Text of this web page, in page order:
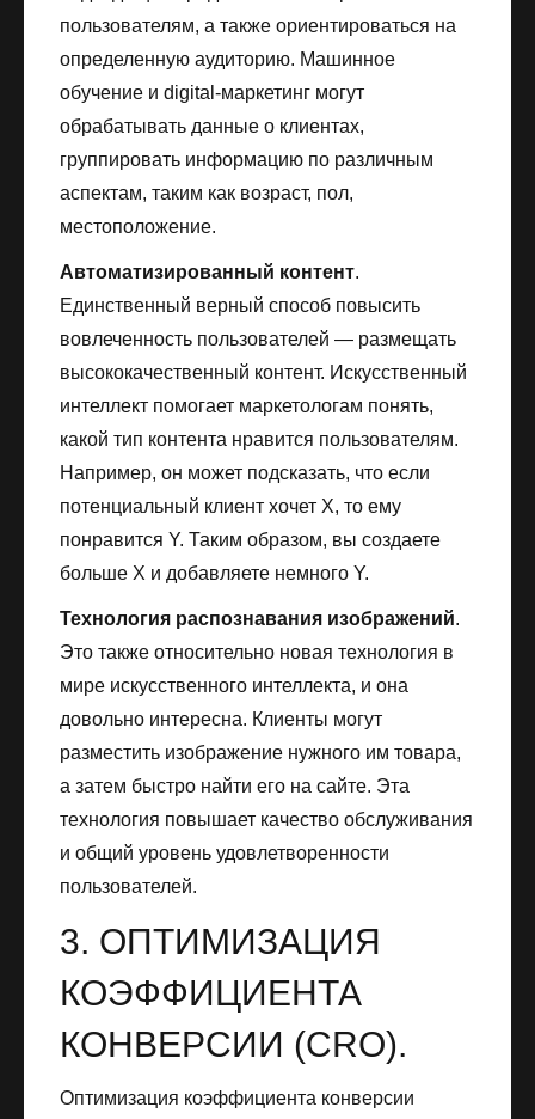
пользователям, а также ориентироваться на
определенную аудиторию. Машинное
обучение и digital-маркетинг могут
обрабатывать данные о клиентах,
группировать информацию по различным
аспектам, таким как возраст, пол,
местоположение.
Автоматизированный контент.
Единственный верный способ повысить
вовлеченность пользователей — размещать
высококачественный контент. Искусственный
интеллект помогает маркетологам понять,
какой тип контента нравится пользователям.
Например, он может подсказать, что если
потенциальный клиент хочет X, то ему
понравится Y. Таким образом, вы создаете
больше X и добавляете немного Y.
Технология распознавания изображений.
Это также относительно новая технология в
мире искусственного интеллекта, и она
довольно интересна. Клиенты могут
разместить изображение нужного им товара,
а затем быстро найти его на сайте. Эта
технология повышает качество обслуживания
и общий уровень удовлетворенности
пользователей.
3. ОПТИМИЗАЦИЯ
КОЭФФИЦИЕНТА
КОНВЕРСИИ (CRO).
Оптимизация коэффициента конверсии